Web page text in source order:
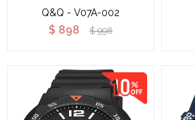
Q&Q - V07A-002
$ 898 $ 998